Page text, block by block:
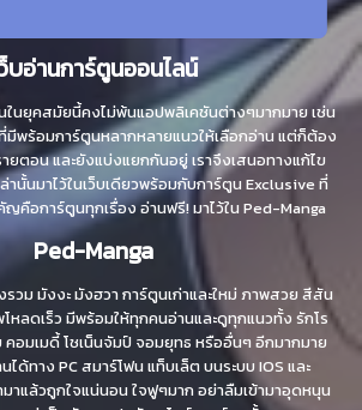
บอ่านการ์ตูนออนไลน์
นยุคสมัยนี้คงไม่พ้นแอปพลิเคชันต่างๆมากมาย เช่น
มีพร้อมการ์ตูนหลากหลายแนวให้เลือกอ่าน แต่ก็ต้อง
ยตอน และยังแบ่งแยกกันอยู่ เราจึงเสนอทางแก้ไข
านั้นมาไว้ในเว็บเดียวพร้อมกับการ์ตูน Exclusive ที่
คือการ์ตูนทุกเรื่อง อ่านฟรี! มาไว้ใน Ped-Manga
Ped-Manga
ม มังงะ มังฮวา การ์ตูนเก่าและใหม่ ภาพสวย สีสัน
หลดเร็ว มีพร้อมให้ทุกคนอ่านและดูทุกแนวทั้ง รักโร
อมเมดี้ โชเน็นจัมป์ จอมยุทธ หรืออื่นๆ อีกมากมาย
ด้ทาง PC สมาร์โฟน แท็บเล็ต บนระบบ IOS และ
าแล้วถูกใจแน่นอน ใจฟูๆมาก อย่าลืมเข้ามาอุดหนุน